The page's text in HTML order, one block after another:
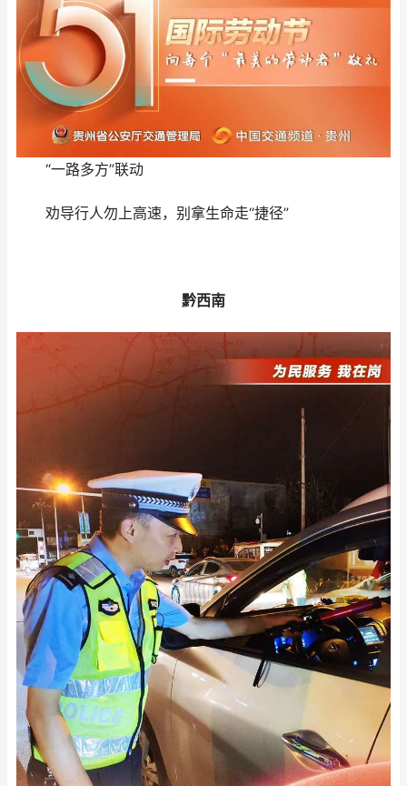
“一路多方”联动
劝导行人勿上高速，别拿生命走“捷径”
黔西南